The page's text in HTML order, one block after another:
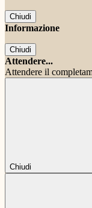
Chiudi
Informazione
Chiudi
Attendere...
Attendere il
Chiudi